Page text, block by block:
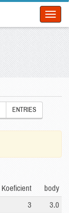
ENTRIES
Koeficient
body
3
3.0